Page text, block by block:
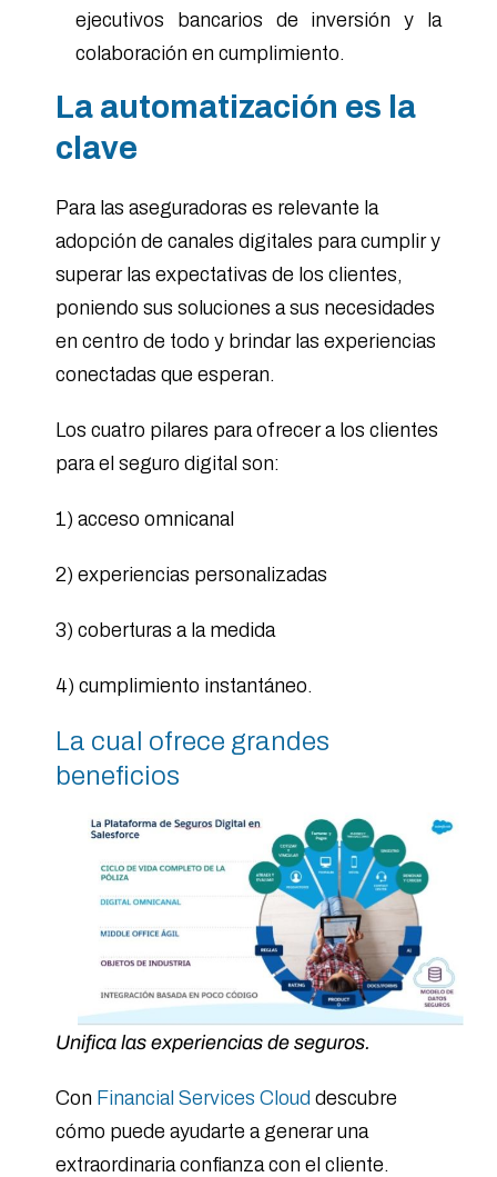
ejecutivos bancarios de inversión y la
colaboración en cumplimiento.
La automatización es la
clave
Para las aseguradoras es relevante la
adopción de canales digitales para cumplir y
superar las expectativas de los clientes,
poniendo sus soluciones a sus necesidades
en centro de todo y brindar las experiencias
conectadas que esperan.
Los cuatro pilares para ofrecer a los clientes
para el seguro digital son:
1) acceso omnicanal
2) experiencias personalizadas
3) coberturas a la medida
4) cumplimiento instantáneo.
La cual ofrece grandes
beneficios
Unifica las experiencias de seguros.
Con Financial Services Cloud descubre
cómo puede ayudarte a generar una
extraordinaria confianza con el cliente.